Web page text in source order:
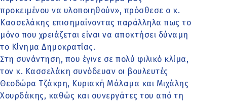
προκειμένου να υλοποιηθούν», πρόσθεσε ο κ.
Κασσελάκης επισημαίνοντας παράλληλα πως το
μόνο που χρειάζεται είναι να αποκτήσει δύναμη
το Κίνημα Δημοκρατίας.
Στη συνάντηση, που έγινε σε πολύ φιλικό κλίμα,
τον κ. Κασσελάκη συνόδευαν οι βουλευτές
Θεοδώρα Τζάκρη, Κυριακή Μάλαμα και Μιχάλης
Χουρδάκης, καθώς και συνεργάτες του από τη